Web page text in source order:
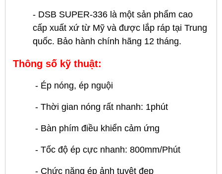
- DSB SUPER-336 là một sản phẩm cao
cấp xuất xứ từ Mỹ và được lắp ráp tại Trung
quốc. Bảo hành chính hãng 12 tháng.
Thông số kỹ thuật:
- Ép nóng, ép nguội
- Thời gian nóng rất nhanh: 1phút
- Bàn phím điều khiển cảm ứng
- Tốc độ ép cực nhanh: 800mm/Phút
- Chức năng ép ảnh tuyệt đẹp